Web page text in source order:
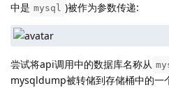
中是 mysql )被作为参数传递:
尝试将api调用中的数据库名称从
mysqldump被转储到存储桶中的一